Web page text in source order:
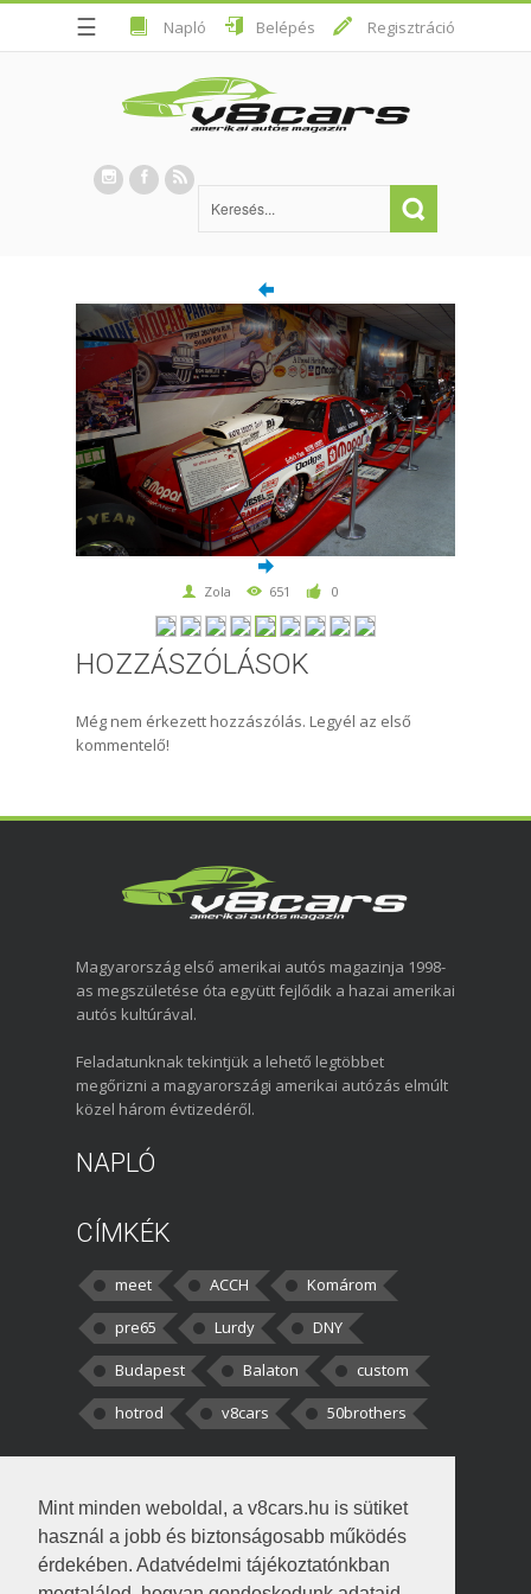
Mint minden weboldal, a v8cars.hu is sütiket
használ a jobb és biztonságosabb működés
érdekében. Adatvédelmi tájékoztatónkban
☰ Napló Belépés Regisztráció
Zola 651 0
HOZZÁSZÓLÁSOK
Még nem érkezett hozzászólás. Legyél az első
kommentelő!
Magyarország első amerikai autós magazinja 1998-
as megszületése óta együtt fejlődik a hazai amerikai
autós kultúrával.
Feladatunknak tekintjük a lehető legtöbbet
megőrizni a magyarországi amerikai autózás elmúlt
közel három évtizedéről.
NAPLÓ
CÍMKÉK
meet ACCH
Komárom
pre65
Lurdy
DNY
Budapest
Balaton
custom
hotrod
v8cars 50brothers
kortisz:Elszúrtam! Én csak két
darabbaal számoltam. Nem tudtam, hogy fél autót,